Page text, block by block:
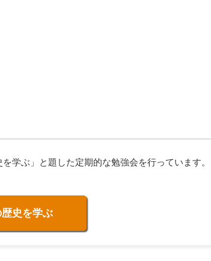
学ぶ」と題した定期的な勉強会を行っています。
史を学ぶ